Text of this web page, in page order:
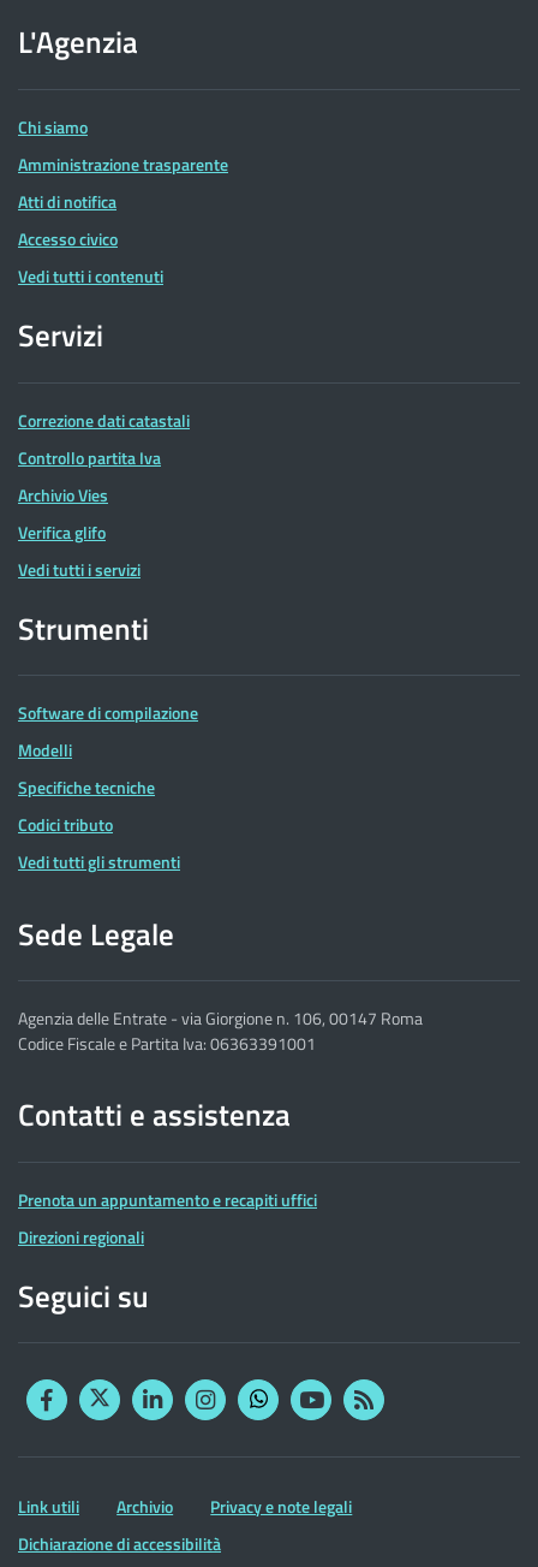
dell'Agenzia
delle
Entrate
L'Agenzia
Chi siamo
Amministrazione trasparente
Atti di notifica
Accesso civico
Vedi tutti i contenuti
Servizi
Correzione dati catastali
Controllo partita Iva
Archivio Vies
Verifica glifo
Vedi tutti i servizi
Strumenti
Software di compilazione
Modelli
Specifiche tecniche
Codici tributo
Vedi tutti gli strumenti
Sede Legale
Agenzia delle Entrate - via Giorgione n. 106, 00147 Roma
Codice Fiscale e Partita Iva: 06363391001
Contatti e assistenza
Prenota un appuntamento e recapiti uffici
Direzioni regionali
Seguici su
FacebookTwitterLinkedinInstagram
YouTubeRSS
Altre
informazioni
Link utili Archivio
Privacy e note legali
Dichiarazione di accessibilità